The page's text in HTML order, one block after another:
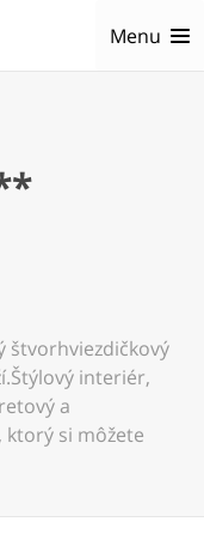
Menu
štvorhviezdičkový
interiér,
a
si môžete